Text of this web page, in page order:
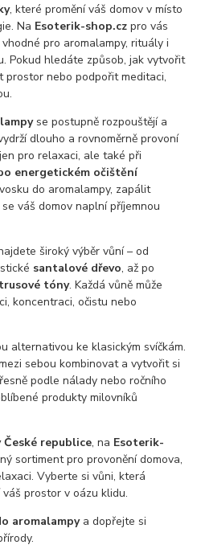
, které promění váš domov v místo
Na Esoterik-shop.cz pro vás
pro aromalampy, rituály i
Pokud hledáte způsob, jak vytvořit
prostor nebo podpořit meditaci,
se postupně rozpouštějí a
dlouho a rovnoměrně provoní
pro relaxaci, ale také při
energetickém očištění
do aromalampy, zapálit
váš domov naplní příjemnou
široký výběr vůní – od
santalové dřevo, až po
tóny. Každá vůně může
koncentraci, očistu nebo
alternativou ke klasickým svíčkám.
sebou kombinovat a vytvořit si
podle nálady nebo ročního
produkty milovníků
České republice, na Esoterik-
sortiment pro provonění domova,
Vyberte si vůni, která
prostor v oázu klidu.
aromalampya dopřejte si